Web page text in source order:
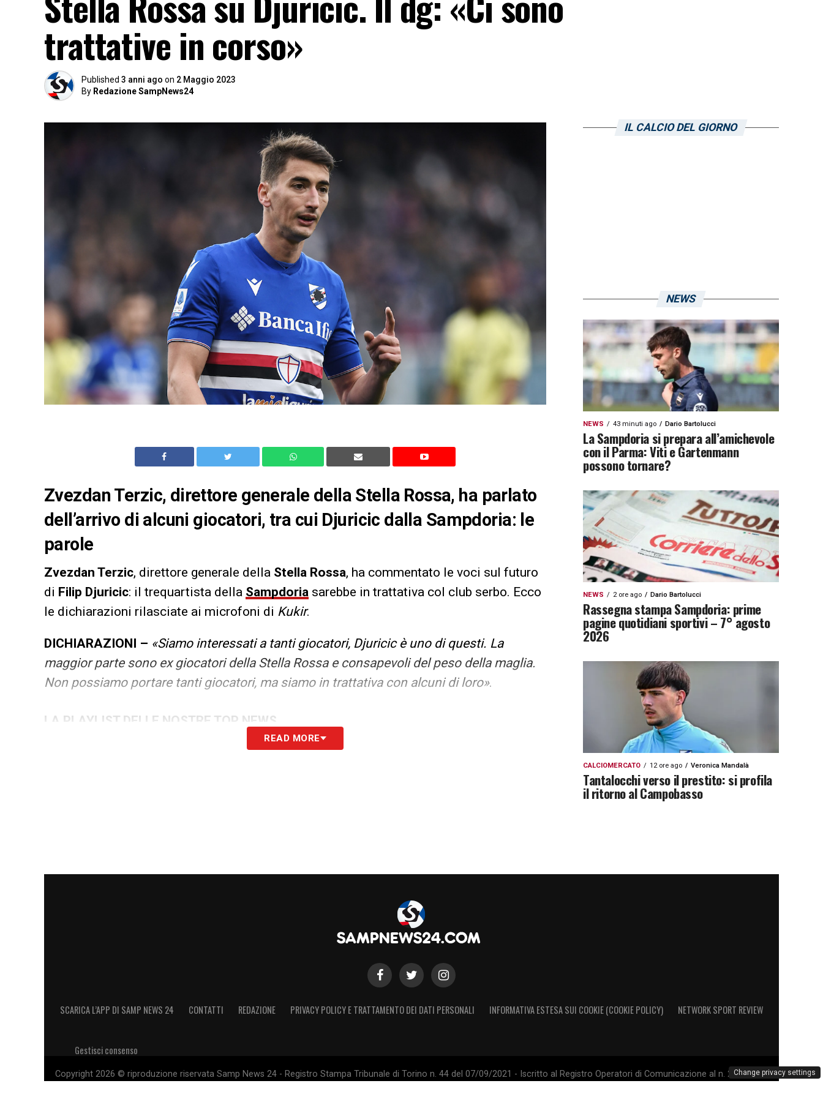
trattative in corso»
Published 3 anni ago on 2 Maggio 2023
By Redazione SampNews24
Zvezdan Terzic, direttore generale della Stella Rossa, ha parlato
dell’arrivo di alcuni giocatori, tra cui Djuricic dalla Sampdoria: le
parole
Zvezdan Terzic, direttore generale della Stella Rossa, ha commentato le voci sul futuro
di Filip Djuricic: il trequartista della Sampdoria sarebbe in trattativa col club serbo. Ecco
le dichiarazioni rilasciate ai microfoni di Kukir.
DICHIARAZIONI – «Siamo interessati a tanti giocatori, Djuricic è uno di questi. La
maggior parte sono ex giocatori della Stella Rossa e consapevoli del peso della maglia.
Non possiamo portare tanti giocatori, ma siamo in trattativa con alcuni di loro».
LA PLAYLIST DELLE NOSTRE TOP NEWS
READ MORE
IL CALCIO DEL GIORNO
NEWS
NEWS 43 minuti ago Dario Bartolucci
La Sampdoria si prepara all’amichevole
con il Parma: Viti e Gartenmann
possono tornare?
NEWS 2 ore ago Dario Bartolucci
Rassegna stampa Sampdoria: prime
pagine quotidiani sportivi – 7° agosto
2026
CALCIOMERCATO 12 ore ago Veronica Mandalà
Tantalocchi verso il prestito: si profila
il ritorno al Campobasso
SCARICA L’APP DI SAMP NEWS 24 CONTATTI REDAZIONE PRIVACY POLICY E TRATTAMENTO DEI DATI PERSONALI INFORMATIVA ESTESA SUI COOKIE (COOKIE POLICY) NETWORK SPORT REVIEW
Gestisci consenso
Copyright 2026 © riproduzione riservata Samp News 24 - Registro Stampa Tribunale di Torino n. 44 del 07/09/2021 - Iscritto al Registro Operatori di Comunicazione al n. 26692 - PIChange privacy settings